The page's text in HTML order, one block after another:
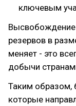
ключевым
Высвобождение
резервов в
меняет - это
добычи
Таким образом,
которые